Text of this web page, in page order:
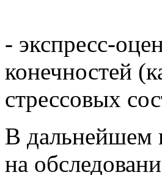
- экспресс-
конечностей
стрессовых
В дальнейшем
на